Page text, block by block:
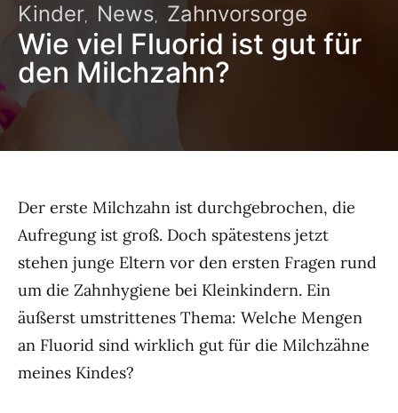
Kinder News Zahnvorsorge
Wie viel Fluorid ist gut für
den Milchzahn?
Der erste Milchzahn ist durchgebrochen, die
Aufregung ist groß. Doch spätestens jetzt
stehen junge Eltern vor den ersten Fragen rund
um die Zahnhygiene bei Kleinkindern. Ein
äußerst umstrittenes Thema: Welche Mengen
an Fluorid sind wirklich gut für die Milchzähne
meines Kindes?